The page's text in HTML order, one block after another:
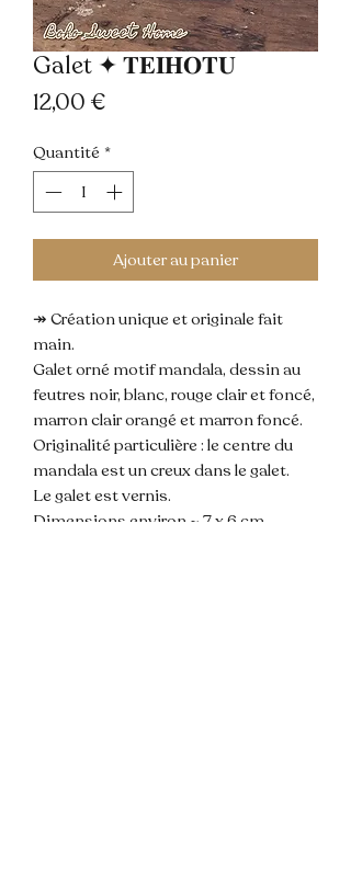
Galet ✦ 𝐓𝐄𝐈𝐇𝐎𝐓𝐔
12,00 €
Quantité *
Ajouter au panier
↠ Création unique et originale fait
main.
Galet orné motif mandala, dessin au
feutres noir, blanc, rouge clair et foncé,
marron clair orangé et marron foncé.
Originalité particulière : le centre du
mandala est un creux dans le galet.
Le galet est vernis.
Dimensions environ ~ 7 x 6 cm.